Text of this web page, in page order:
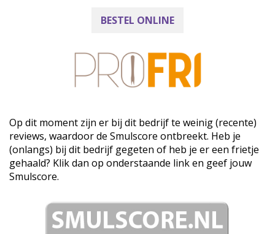
BESTEL ONLINE
Op dit moment zijn er bij dit bedrijf te weinig (recente)
reviews, waardoor de Smulscore ontbreekt. Heb je
(onlangs) bij dit bedrijf gegeten of heb je er een frietje
gehaald? Klik dan op onderstaande link en geef jouw
Smulscore.